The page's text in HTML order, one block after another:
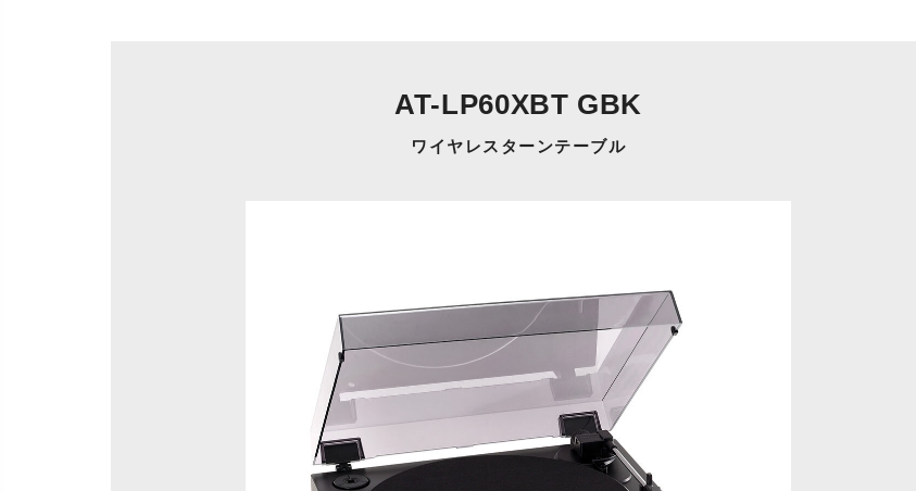
AT-LP60XBT GBK
ワイヤレスターンテーブル